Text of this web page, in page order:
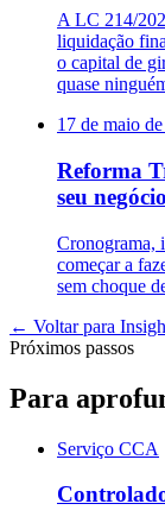
A LC 214/
liquidação
o capital de
quase
17 de maio
Reforma
seu
Cronograma,
começar a
sem choque
← Voltar para
Próximos passos
Para
Serviço CCA